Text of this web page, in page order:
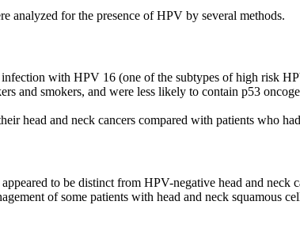
analyzed for the presence of HPV by several methods.
with HPV 16 (one of the subtypes of high risk
and smokers, and were less likely to contain p53
head and neck cancers compared with patients who
to be distinct from HPV-negative head and neck
of some patients with head and neck squamous